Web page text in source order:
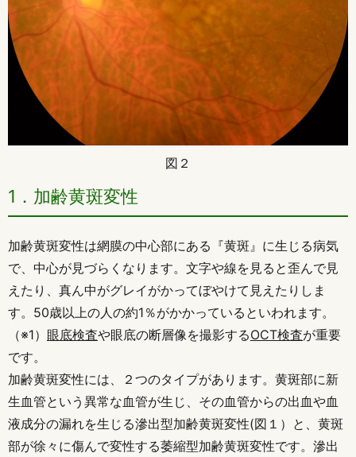
図２
1．加齢黄斑変性
加齢黄斑変性は網膜の中心部にある『黄斑』に生じる病気
で、中心が見づらくなります。文字や線を見ると歪んで見
えたり、真ん中がグレイがかってぼやけて見えたりしま
す。50歳以上の人の約1％がかかっているといわれます。
（※1） 眼底検査や眼底の断層像を撮影するOCT検査が重要
です。
加齢黄斑変性には、２つのタイプがあります。黄斑部に新
生血管という異常な血管が生じ、その血管からの出血や血
液成分の漏れを生じる滲出型加齢黄斑変性(図１）と、黄斑
部が徐々に傷んで変性する萎縮型加齢黄斑変性です。滲出